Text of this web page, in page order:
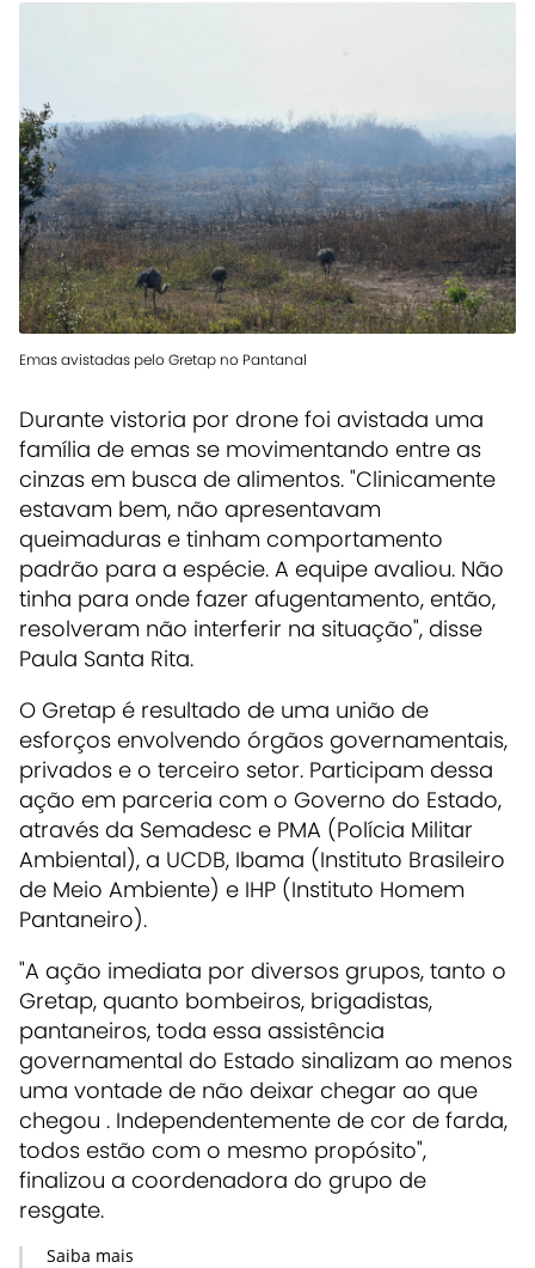
Emas avistadas pelo Gretap no Pantanal
Durante vistoria por drone foi avistada uma
família de emas se movimentando entre as
cinzas em busca de alimentos. "Clinicamente
estavam bem, não apresentavam
queimaduras e tinham comportamento
padrão para a espécie. A equipe avaliou. Não
tinha para onde fazer afugentamento, então,
resolveram não interferir na situação", disse
Paula Santa Rita.
O Gretap é resultado de uma união de
esforços envolvendo órgãos governamentais,
privados e o terceiro setor. Participam dessa
ação em parceria com o Governo do Estado,
através da Semadesc e PMA (Polícia Militar
Ambiental), a UCDB, Ibama (Instituto Brasileiro
de Meio Ambiente) e IHP (Instituto Homem
Pantaneiro).
"A ação imediata por diversos grupos, tanto o
Gretap, quanto bombeiros, brigadistas,
pantaneiros, toda essa assistência
governamental do Estado sinalizam ao menos
uma vontade de não deixar chegar ao que
chegou . Independentemente de cor de farda,
todos estão com o mesmo propósito",
finalizou a coordenadora do grupo de
resgate.
Saiba mais